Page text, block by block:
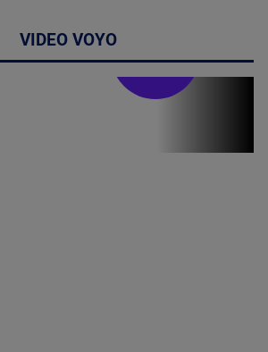
VIDEO VOYO